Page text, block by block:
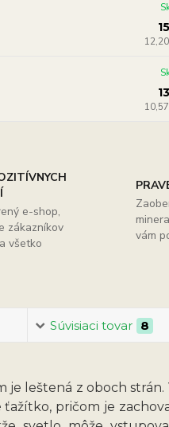
e-shop,
zákazníkov
všetko
vám
Súvisiaci tovar 8
je leštená z oboch
pričom je